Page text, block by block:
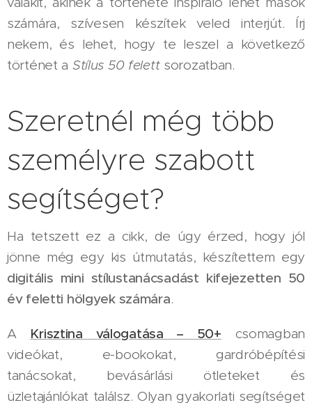
számára, szívesen készítek veled interjút. Írj
nekem, és lehet, hogy te leszel a következő
történet a Stílus 50 felettsorozatban.
Szeretnél még több
személyre szabott
segítséget?
Ha tetszett ez a cikk, de úgy érzed, hogy jól
jönne még egy kis útmutatás, készítettem egy
digitális mini stílustanácsadást kifejezetten 50
év feletti hölgyek számára.
A Krisztina válogatása – 50+ csomagban
videókat, e-bookokat, gardróbépítési
tanácsokat, bevásárlási ötleteket és
üzletajánlókat találsz. Olyan gyakorlati segítséget